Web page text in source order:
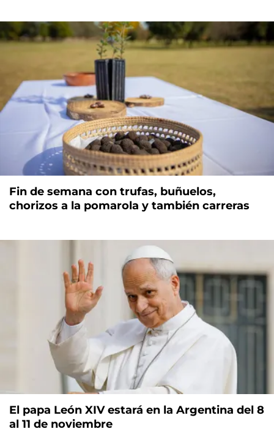
Fin de semana con trufas, buñuelos,
chorizos a la pomarola y también carreras
El papa León XIV estará en la Argentina del 8
al 11 de noviembre